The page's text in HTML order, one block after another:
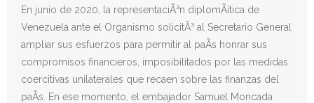
En junio de 2020, la representaciÃ³n diplomÃ¡tica de
Venezuela ante el Organismo solicitÃ³ al Secretario General
ampliar sus esfuerzos para permitir al paÃ­s honrar sus
compromisos financieros, imposibilitados por las medidas
coercitivas unilaterales que recaen sobre las finanzas del
paÃ­s. En ese momento, el embajador Samuel Moncada